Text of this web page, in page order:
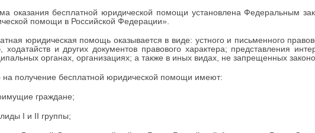
оказания бесплатной юридической помощи установлена Федеральным
помощи в Российской Федерации».
юридическая помощь оказывается в виде: устного и письменного
ходатайств и других документов правового характера; представления
органах, организациях; а также в иных видах, не запрещенных
на получение бесплатной юридической помощи имеют:
граждане;
I и II группы;